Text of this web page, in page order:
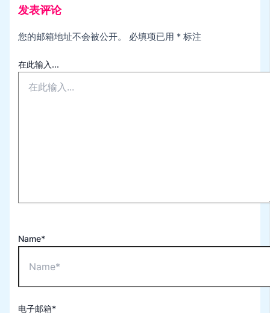
发表评论
您的邮箱地址不会被公开。 必填项已用 * 标注
在此输入...
Name*
电子邮箱*